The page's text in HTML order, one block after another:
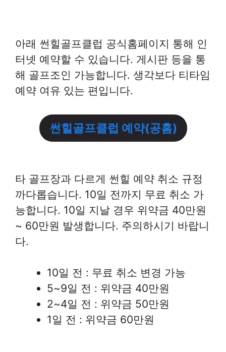
아래 썬힐골프클럽 공식홈페이지 통해 인
터넷 예약할 수 있습니다. 게시판 등을 통
해 골프조인 가능합니다. 생각보다 티타임
예약 여유 있는 편입니다.
썬힐골프클럽 예약(공홈)
타 골프장과 다르게 썬힐 예약 취소 규정
까다롭습니다. 10일 전까지 무료 취소 가
능합니다. 10일 지날 경우 위약금 40만원
~ 60만원 발생합니다. 주의하시기 바랍니
다.
10일 전 : 무료 취소 변경 가능
5~9일 전 : 위약금 40만원
2~4일 전 : 위약금 50만원
1일 전 : 위약금 60만원